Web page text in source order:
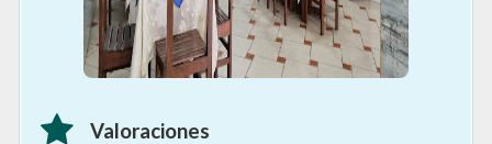
Valoraciones